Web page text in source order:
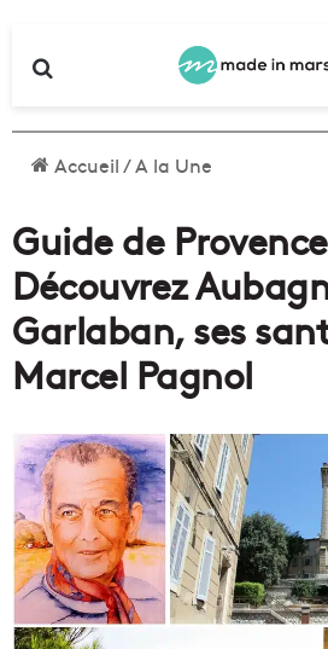
Accueil/A la Une
Guide de Provence
Découvrez
Garlaban, ses
Marcel Pagnol